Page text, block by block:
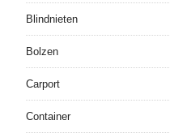
Blindnieten
Bolzen
Carport
Container